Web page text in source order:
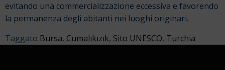
evitando una commercializzazione eccessiva e favorendo
la permanenza degli abitanti nei luoghi originari.
Taggato Bursa, Cumalıkızık, Sito UNESCO, Turchia